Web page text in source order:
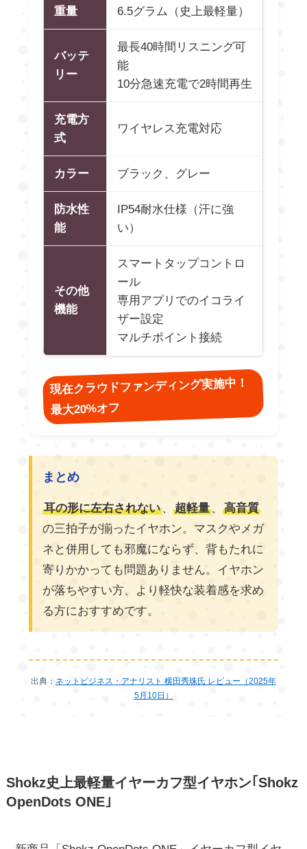
重量 6.5グラム（史上最軽量）
バッテ
リー
最長40時間リスニング可
能
10分急速充電で2時間再生
充電方
式
ワイヤレス充電対応
カラー ブラック、グレー
防水性
能
IP54耐水仕様（汗に強
い）
その他
機能
スマートタップコントロ
ール
専用アプリでのイコライ
ザー設定
マルチポイント接続
現在クラウドファンディング実施中！
最大20%オフ
まとめ
耳の形に左右されない、超軽量、高音質
の三拍子が揃ったイヤホン。マスクやメガ
ネと併用しても邪魔にならず、背もたれに
寄りかかっても問題ありません。イヤホン
が落ちやすい方、より軽快な装着感を求め
る方におすすめです。
出典： ネットビジネス・アナリスト 横田秀珠氏 レビュー（2025年
5月10日）
Shokz史上最軽量イヤーカフ型イヤホン｢Shokz
OpenDots ONE｣